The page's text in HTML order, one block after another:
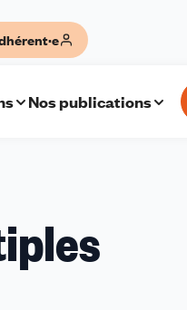
Nos publications